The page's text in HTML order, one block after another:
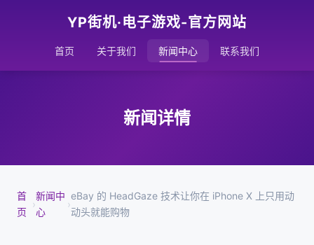
YP街机·电子游戏-官方网站
首页 关于我们 新闻中心 联系我们
新闻详情
首
页
›
新闻中
心
›
eBay 的 HeadGaze 技术让你在 iPhone X 上只用动
动头就能购物